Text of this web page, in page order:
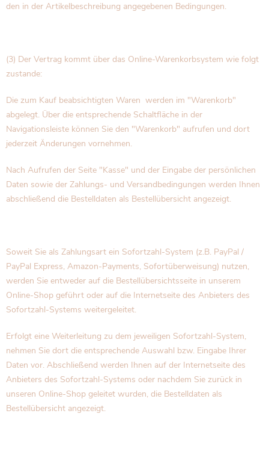
den in der Artikelbeschreibung angegebenen Bedingungen.
(3) Der Vertrag kommt über das Online-Warenkorbsystem wie folgt
zustande:
Die zum Kauf beabsichtigten Waren werden im "Warenkorb"
abgelegt. Über die entsprechende Schaltfläche in der
Navigationsleiste können Sie den "Warenkorb" aufrufen und dort
jederzeit Änderungen vornehmen.
Nach Aufrufen der Seite "Kasse" und der Eingabe der persönlichen
Daten sowie der Zahlungs- und Versandbedingungen werden Ihnen
abschließend die Bestelldaten als Bestellübersicht angezeigt.
Soweit Sie als Zahlungsart ein Sofortzahl-System (z.B. PayPal /
PayPal Express, Amazon-Payments, Sofortüberweisung) nutzen,
werden Sie entweder auf die Bestellübersichtsseite in unserem
Online-Shop geführt oder auf die Internetseite des Anbieters des
Sofortzahl-Systems weitergeleitet.
Erfolgt eine Weiterleitung zu dem jeweiligen Sofortzahl-System,
nehmen Sie dort die entsprechende Auswahl bzw. Eingabe Ihrer
Daten vor. Abschließend werden Ihnen auf der Internetseite des
Anbieters des Sofortzahl-Systems oder nachdem Sie zurück in
unseren Online-Shop geleitet wurden, die Bestelldaten als
Bestellübersicht angezeigt.